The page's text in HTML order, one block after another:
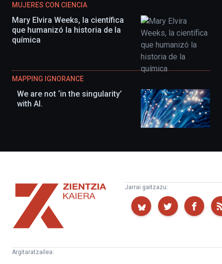
MUJERES CON CIENCIA
Mary Elvira Weeks, la científica
que humanizó la historia de la
química
MAPPING IGNORANCE
We are not ‘in the singularity’
with AI.
Zientzia
Kaiera
Jarrai gaitzazu:
Argitaratzailea: